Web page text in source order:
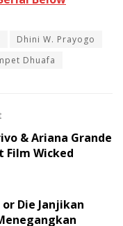
Dhini W. Prayogo
Dhuafa
& Ariana Grande
Film Wicked
Die Janjikan